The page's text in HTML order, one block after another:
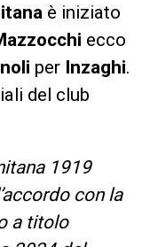
è iniziato
ecco
per Inzaghi.
del club
1919
con la
a titolo